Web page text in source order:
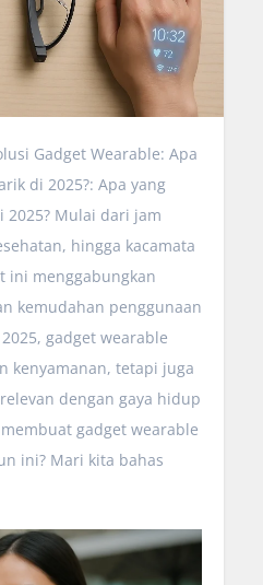
Gadget Wearable: Apa
di 2025?: Apa yang
Mulai dari jam
hingga kacamata
ini menggabungkan
kemudahan penggunaan
gadget wearable
kenyamanan, tetapi juga
dengan gaya hidup
gadget wearable
ini? Mari kita bahas